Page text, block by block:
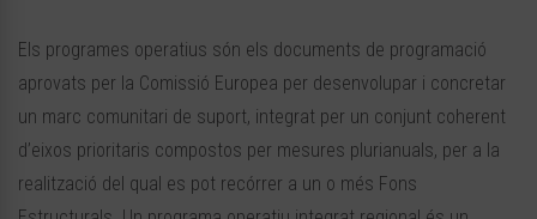
Els programes operatius són els documents de programació
aprovats per la Comissió Europea per desenvolupar i concretar
un marc comunitari de suport, integrat per un conjunt coherent
d’eixos prioritaris compostos per mesures plurianuals, per a la
realització del qual es pot recórrer a un o més Fons